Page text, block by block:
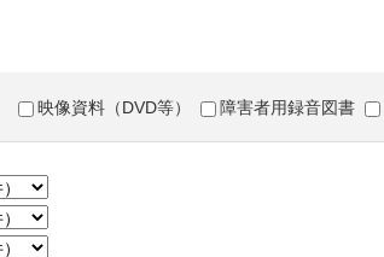
映像資料（DVD等） 障害者用録音図書